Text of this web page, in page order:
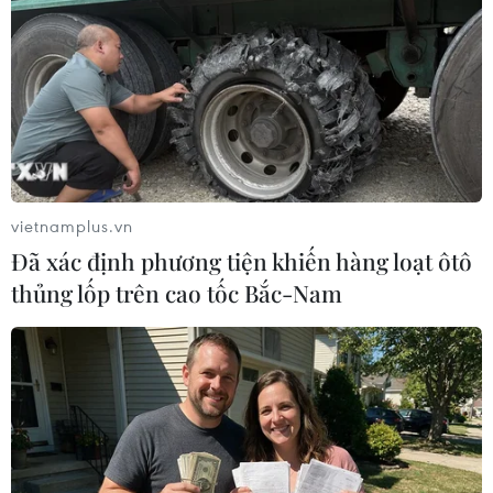
Indonesia (20h ngày 7/8): Cuộc quyết
đấu giành tấm vé bán kết duy nhất
07/08/2026 08:41
Cục diện ASEAN Cup: Việt Nam
quyết giành ngôi đầu, Thái Lan vẫn
có thể bị loại
07/08/2026 02:29
Lần đầu Cà Mau tổ chức Lễ hội
Khinh khí cầu gắn với Ngày hội Văn
hóa di sản
07/08/2026 02:00
Lịch thi đấu ASEAN Cup 2026 ngày
vietnamplus.vn
Đã xác định phương tiện khiến hàng loạt ôtô
thủng lốp trên cao tốc Bắc-Nam